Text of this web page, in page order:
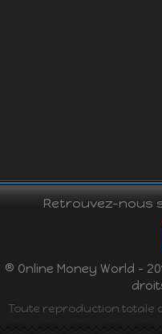
Retrouvez-nous
® Online Money World -
Toute reproduction totale